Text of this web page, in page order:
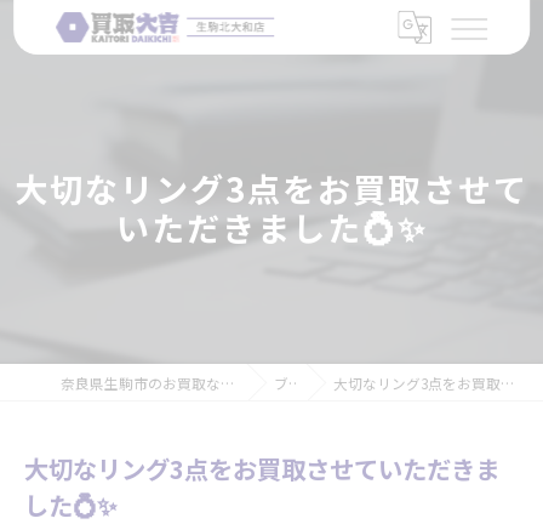
大切なリング3点をお買取させて
いただきました💍✨
奈良県生駒市のお買取なら買取大吉 生駒北大和店 ブログ 大切なリング3点をお買取させていただきました💍✨
大切なリング3点をお買取させていただきま
した💍✨